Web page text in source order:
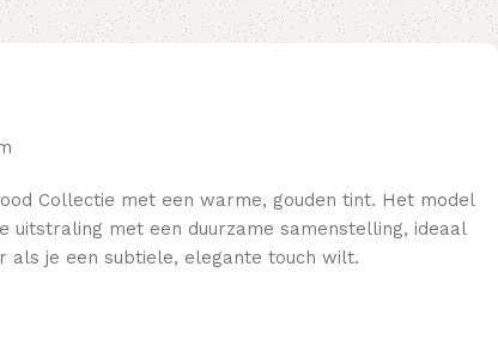
Collectie met een warme, gouden tint. Het model
uitstraling met een duurzame samenstelling, ideaal
je een subtiele, elegante touch wilt.